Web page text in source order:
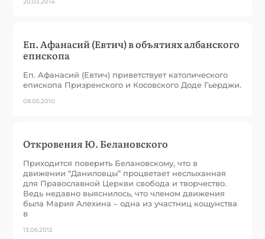
Еп. Афанасий (Евтич) в объятиях албанского
епископа
Еп. Афанасий (Евтич) приветствует католического
епископа Призренского и Косовского Доде Гьерджи.
08.05.2010
Откровения Ю. Белановского
Приходится поверить Белановскому, что в
движении “Даниловцы” процветает неслыханная
для Православной Церкви свобода и творчество.
Ведь недавно выяснилось, что членом движения
была Мария Алехина – одна из участниц кощунства
в
13.06.2012